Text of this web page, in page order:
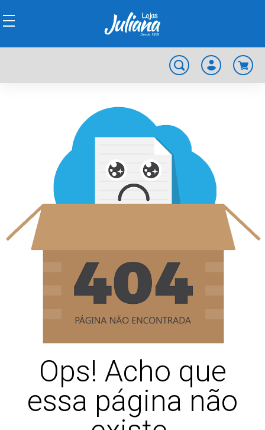
Ops! Acho que
essa página não